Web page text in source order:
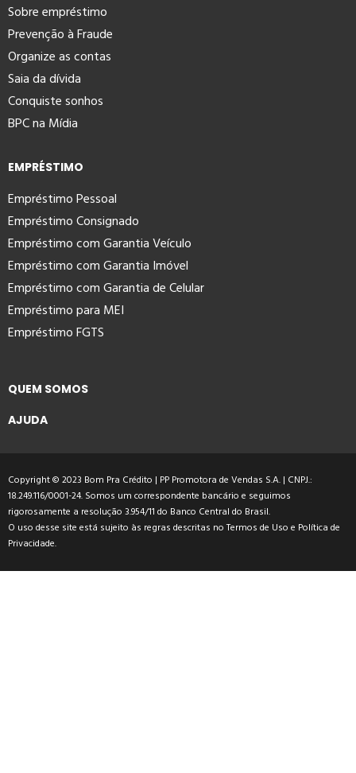
Sobre empréstimo
Prevenção à Fraude
Organize as contas
Saia da dívida
Conquiste sonhos
BPC na Mídia
EMPRÉSTIMO
Empréstimo Pessoal
Empréstimo Consignado
Empréstimo com Garantia Veículo
Empréstimo com Garantia Imóvel
Empréstimo com Garantia de Celular
Empréstimo para MEI
Empréstimo FGTS
QUEM SOMOS
AJUDA
Copyright © 2023 Bom Pra Crédito | PP Promotora de Vendas S.A. | CNPJ.:
18.249.116/0001-24. Somos um correspondente bancário e seguimos
rigorosamente a resolução 3.954/11 do Banco Central do Brasil.
O uso desse site está sujeito às regras descritas noTermos de Uso e Política de
Privacidade.